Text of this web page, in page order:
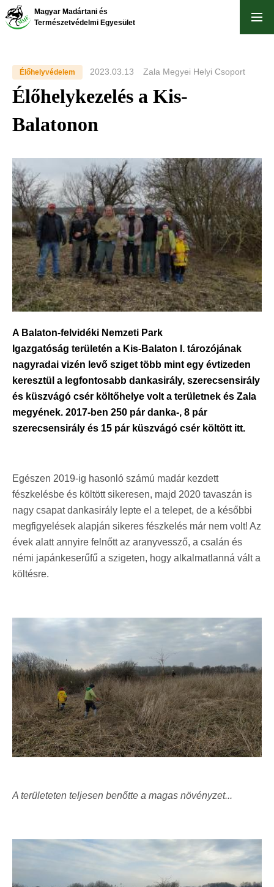
Ugrás
Magyar Madártani és
Természetvédelmi Egyesület
Élőhelyvédelem 2023.03.13 Zala Megyei Helyi Csoport
Élőhelykezelés a Kis-
Balatonon
A Balaton-felvidéki Nemzeti Park
Igazgatóság területén a Kis-Balaton I. tározójának
nagyradai vizén levő sziget több mint egy évtizeden
keresztül a legfontosabb dankasirály, szerecsensirály
és küszvágó csér költőhelye volt a területnek és Zala
megyének. 2017-ben 250 pár danka-, 8 pár
szerecsensirály és 15 pár küszvágó csér költött itt.
Egészen 2019-ig hasonló számú madár kezdett
fészkelésbe és költött sikeresen, majd 2020 tavaszán is
nagy csapat dankasirály lepte el a telepet, de a későbbi
megfigyelések alapján sikeres fészkelés már nem volt! Az
évek alatt annyire felnőtt az aranyvessző, a csalán és
némi japánkeserűfű a szigeten, hogy alkalmatlanná vált a
költésre.
A területeten teljesen benőtte a magas növényzet...